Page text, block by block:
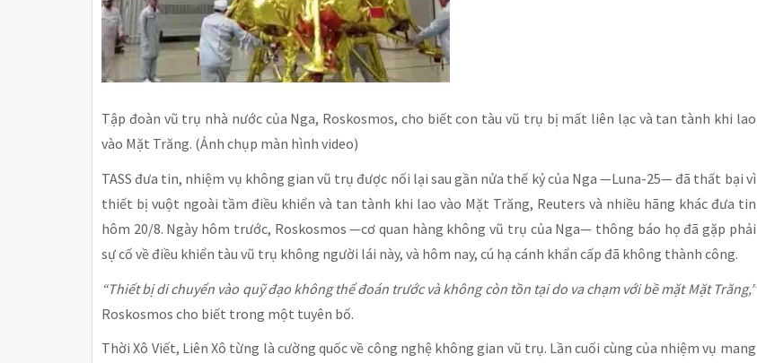
Tập đoàn vũ trụ nhà nước của Nga, Roskosmos, cho biết con tàu vũ trụ bị mất liên lạc và tan tành khi lao
vào Mặt Trăng. (Ảnh chụp màn hình video)
TASS đưa tin, nhiệm vụ không gian vũ trụ được nối lại sau gần nửa thế kỷ của Nga —Luna-25— đã thất bại vì
thiết bị vuột ngoài tầm điều khiển và tan tành khi lao vào Mặt Trăng, Reuters và nhiều hãng khác đưa tin
hôm 20/8. Ngày hôm trước, Roskosmos —cơ quan hàng không vũ trụ của Nga— thông báo họ đã gặp phải
sự cố về điều khiển tàu vũ trụ không người lái này, và hôm nay, cú hạ cánh khẩn cấp đã không thành công.
“Thiết bị di chuyển vào quỹ đạo không thể đoán trước và không còn tồn tại do va chạm với bề mặt Mặt Trăng,”
Roskosmos cho biết trong một tuyên bố.
Thời Xô Viết, Liên Xô từng là cường quốc về công nghệ không gian vũ trụ. Lần cuối cùng của nhiệm vụ mang